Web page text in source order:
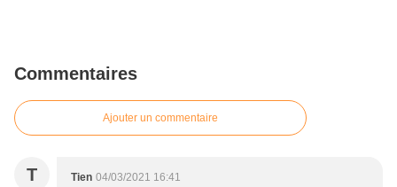
Commentaires
Ajouter un commentaire
T Tien 04/03/2021 16:41